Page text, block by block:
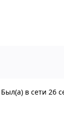
Был(а) в сети 26